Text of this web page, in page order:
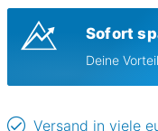
Sofort
Deine
Versand in viele